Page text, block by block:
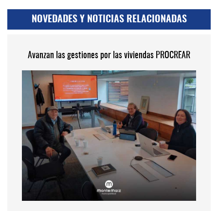
NOVEDADES Y NOTICIAS RELACIONADAS
Avanzan las gestiones por las viviendas PROCREAR